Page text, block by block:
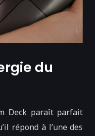
du
Deck paraît parfait
répond à l’une des